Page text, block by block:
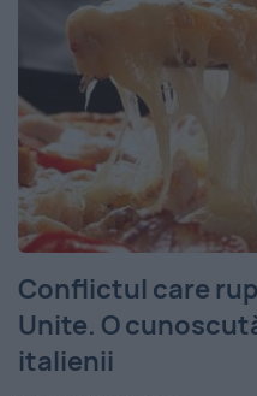
Conflictul care
Unite. O
italienii